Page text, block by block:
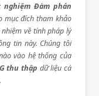
nghiệm Đàm phán
mục đích tham khảo
về tính pháp lý
tin này. Chúng tôi
vào hệ thống của
thu thập dữ liệu cá